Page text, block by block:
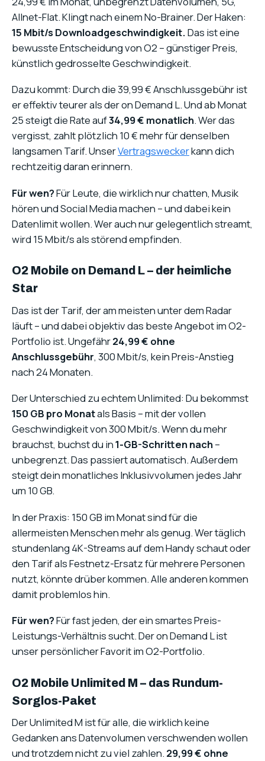
Allnet-Flat. Klingt nach einem No-Brainer. Der Haken:
15 Mbit/s Downloadgeschwindigkeit.Das ist eine
bewusste Entscheidung von O2 – günstiger Preis,
künstlich gedrosselte Geschwindigkeit.
Dazu kommt: Durch die 39,99 € Anschlussgebühr ist
er effektiv teurer als der on Demand L. Und ab Monat
25 steigt die Rate auf34,99 € monatlich. Wer das
vergisst, zahlt plötzlich 10 € mehr für denselben
langsamen Tarif. UnserVertragsweckerkann dich
rechtzeitig daran erinnern.
Für wen?Für Leute, die wirklich nur chatten, Musik
hören und Social Media machen – und dabei kein
Datenlimit wollen. Wer auch nur gelegentlich streamt,
wird 15 Mbit/s als störend empfinden.
O2 Mobile on Demand L – der heimliche
Star
Das ist der Tarif, der am meisten unter dem Radar
läuft – und dabei objektiv das beste Angebot im O2-
Portfolio ist. Ungefähr24,99 € ohne
Anschlussgebühr, 300 Mbit/s, kein Preis-Anstieg
nach 24 Monaten.
Der Unterschied zu echtem Unlimited: Du bekommst
150 GB pro Monatals Basis – mit der vollen
Geschwindigkeit von 300 Mbit/s. Wenn du mehr
brauchst, buchst du in1-GB-Schritten nach–
unbegrenzt. Das passiert automatisch. Außerdem
steigt dein monatliches Inklusivvolumen jedes Jahr
um 10 GB.
In der Praxis: 150 GB im Monat sind für die
allermeisten Menschen mehr als genug. Wer täglich
stundenlang 4K-Streams auf dem Handy schaut oder
den Tarif als Festnetz-Ersatz für mehrere Personen
nutzt, könnte drüber kommen. Alle anderen kommen
damit problemlos hin.
Für wen?Für fast jeden, der ein smartes Preis-
Leistungs-Verhältnis sucht. Der on Demand L ist
unser persönlicher Favorit im O2-Portfolio.
O2 Mobile Unlimited M – das Rundum-
Sorglos-Paket
Der Unlimited M ist für alle, die wirklich keine
Gedanken ans Datenvolumen verschwenden wollen
und trotzdem nicht zu viel zahlen. 29,99 € ohne